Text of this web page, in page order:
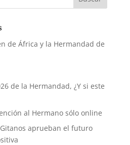
de África y la Hermandad de
de la Hermandad, ¿Y si este
al Hermano sólo online
aprueban el futuro